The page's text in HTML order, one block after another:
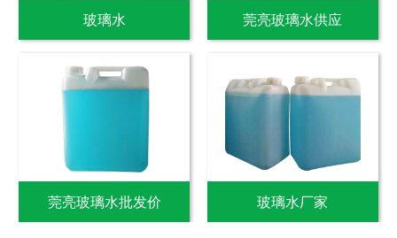
玻璃水 莞亮玻璃水供应
莞亮玻璃水批发价 玻璃水厂家